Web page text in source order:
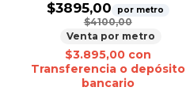
$3895,00 por metro
$4100,00
Venta por metro
$3.895,00 con
Transferencia o depósito
bancario